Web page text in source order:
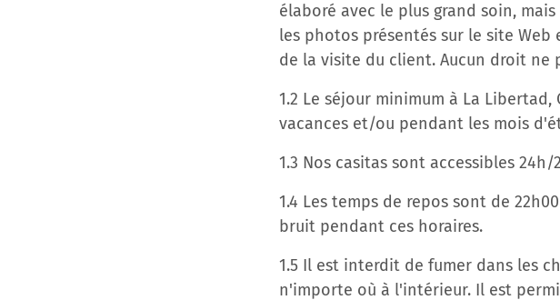
élaboré avec le plus grand soin,
les photos présentés sur le site
de la visite du client. Aucun droit
1.2 Le séjour minimum à La
vacances et/ou pendant les mois
1.3 Nos casitas sont accessibles
1.4 Les temps de repos sont de
bruit pendant ces horaires.
1.5 Il est interdit de fumer dans les
n'importe où à l'intérieur. Il est